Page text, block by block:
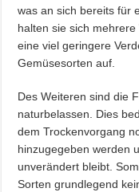
was an sich bereits für
halten sie sich
eine viel geringere
Gemüsesorten auf.
Des Weiteren sind die
naturbelassen. Dies
dem Trockenvorgang
hinzugegeben werden
unverändert bleibt.
Sorten grundlegend